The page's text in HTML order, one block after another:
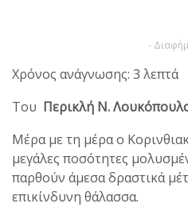
-
Χρόνος ανάγνωσης: 3 λεπτά
Του Περικλή Ν.
Μέρα με τη μέρα ο
μεγάλες ποσότητες
παρθούν άμεσα δραστικά
επικίνδυνη θάλασσα.